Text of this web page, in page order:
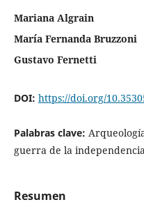
Mariana Algrain
María Fernanda Bruzzoni
Gustavo Fernetti
DOI: https://doi.org/
Palabras clave:
guerra de la
Resumen